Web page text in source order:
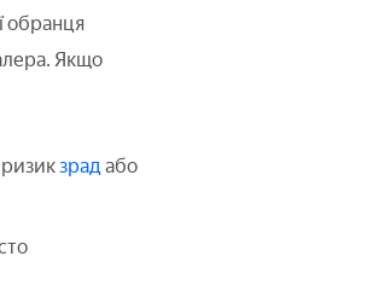
обранця
Якщо
зрадабо